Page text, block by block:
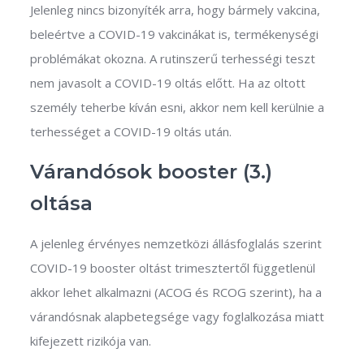
Jelenleg nincs bizonyíték arra, hogy bármely vakcina,
beleértve a COVID-19 vakcinákat is, termékenységi
problémákat okozna. A rutinszerű terhességi teszt
nem javasolt a COVID-19 oltás előtt. Ha az oltott
személy teherbe kíván esni, akkor nem kell kerülnie a
terhességet a COVID-19 oltás után.
Várandósok booster (3.)
oltása
A jelenleg érvényes nemzetközi állásfoglalás szerint
COVID-19 booster oltást trimesztertől függetlenül
akkor lehet alkalmazni (ACOG és RCOG szerint), ha a
várandósnak alapbetegsége vagy foglalkozása miatt
kifejezett rizikója van.